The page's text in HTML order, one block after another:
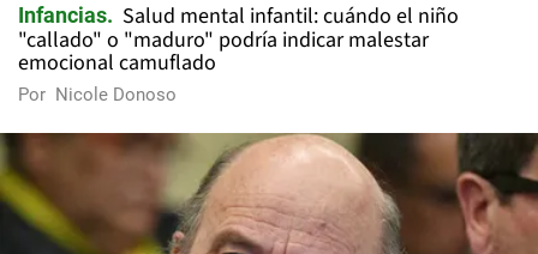
Infancias
Salud mental infantil: cuándo el niño
"callado" o "maduro" podría indicar malestar
emocional camuflado
Por Nicole Donoso